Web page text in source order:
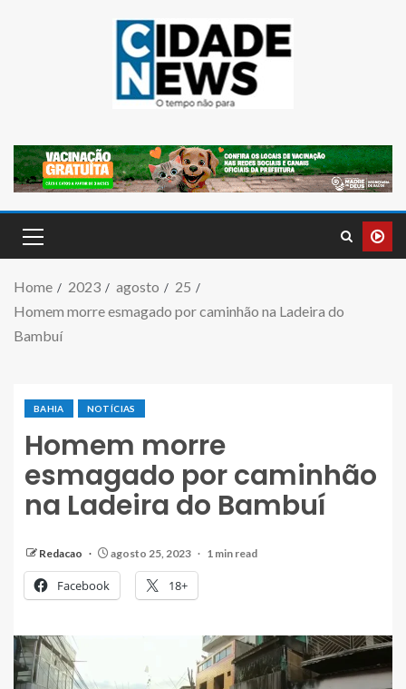
Home 2023 agosto
25
Homem morre esmagado por caminhão na Ladeira do
Bambuí
BAHIA NOTÍCIAS
Homem morre
esmagado por caminhão
na Ladeira do Bambuí
Redacao agosto 25, 2023 1 min read
Facebook 18+